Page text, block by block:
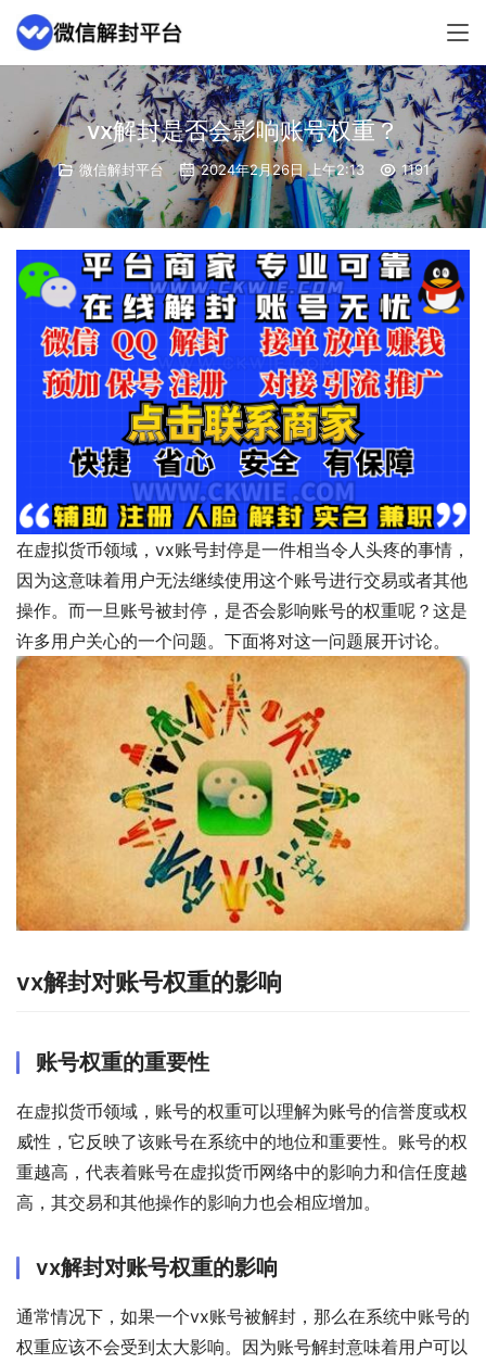
vx解封是否会影响账号权重？
微信解封平台 2024年2月26日 上午2:13 1191
在虚拟货币领域，vx账号封停是一件相当令人头疼的事情，
因为这意味着用户无法继续使用这个账号进行交易或者其他
操作。而一旦账号被封停，是否会影响账号的权重呢？这是
许多用户关心的一个问题。下面将对这一问题展开讨论。
vx解封对账号权重的影响
账号权重的重要性
在虚拟货币领域，账号的权重可以理解为账号的信誉度或权
威性，它反映了该账号在系统中的地位和重要性。账号的权
重越高，代表着账号在虚拟货币网络中的影响力和信任度越
高，其交易和其他操作的影响力也会相应增加。
vx解封对账号权重的影响
通常情况下，如果一个vx账号被解封，那么在系统中账号的
权重应该不会受到太大影响。因为账号解封意味着用户可以